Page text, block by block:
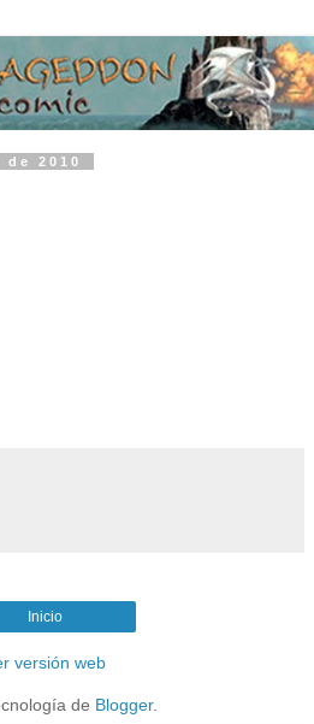
2010
Inicio
versión web
de Blogger.